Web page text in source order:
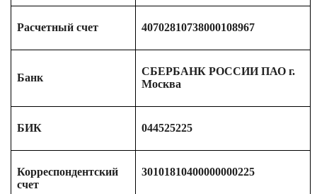
Расчетный счет 40702810738000108967
Банк
СБЕРБАНК РОССИИ ПАО г.
Москва
БИК 044525225
Корреспондентский
счет
30101810400000000225